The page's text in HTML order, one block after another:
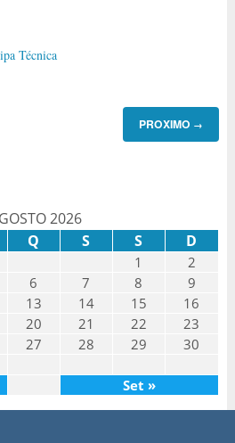
Técnica
PROXIMO →
2026
Q S S D
1
2
6 7 8
9
13 14 15
16
20 21 22
23
27 28 29
30
Set »